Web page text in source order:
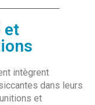
et
intègrent
dans leurs
et